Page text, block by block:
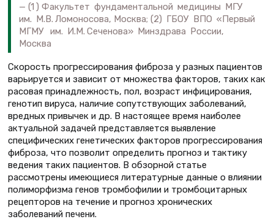
(1 ) Факультет фундаментальной медицины МГУ
им. М.В. Ломоносова, Москва; (2) ГБОУ ВПО «Первый
МГМУ им. И.М. Сеченова» Минздрава России,
Москва
Скорость прогрессирования фиброза у разных пациентов
варьируется и зависит от множества факторов, таких как
расовая принадлежность, пол, возраст инфицирования,
генотип вируса, наличие сопутствующих заболеваний,
вредных привычек и др. В настоящее время наиболее
актуальной задачей представляется выявление
специфических генетических факторов прогрессирования
фиброза, что позволит определить прогноз и тактику
ведения таких пациентов. В обзорной статье
рассмотрены имеющиеся литературные данные о влиянии
полиморфизма генов тромбофилии и тромбоцитарных
рецепторов на течение и прогноз хронических
заболеваний печени.